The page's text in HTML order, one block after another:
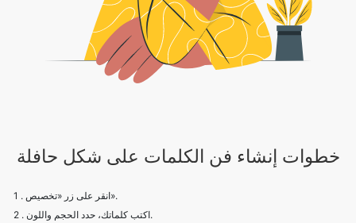
خطوات إنشاء فن الكلمات على شكل حافلة
1 . انقر على زر «تخصيص».
2 . اكتب كلماتك، حدد الحجم واللون.